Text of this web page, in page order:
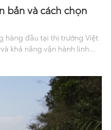
bản và cách chọn
hàng đầu tại thị trường Việt
khả năng vận hành linh
vận hành và phiên bản
ra lựa chọn phù hợp.